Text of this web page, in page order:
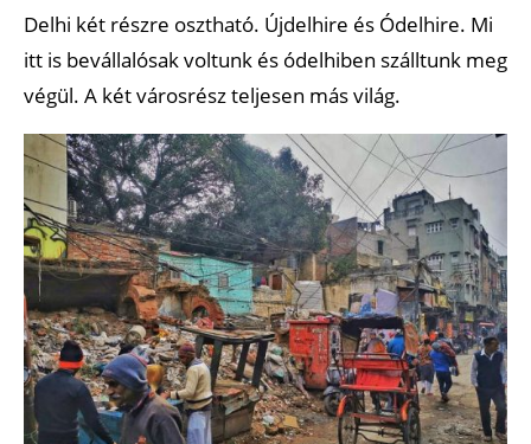
Delhi két részre osztható. Újdelhire és Ódelhire. Mi
itt is bevállalósak voltunk és ódelhiben szálltunk meg
végül. A két városrész teljesen más világ.